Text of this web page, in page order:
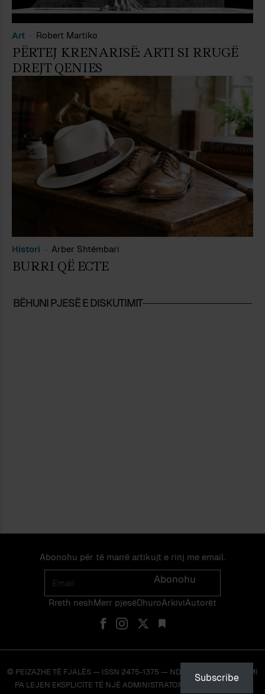
Art Robert Martiko
PËRTEJ KRENARISË: ARTI SI RRUGË
DREJT QENIES
Histori Arber Shtëmbari
BURRI QË ECTE
BËHUNI PJESË E DISKUTIMIT
Abonohu për të marrë artikujt e rinj me email.
Email
Abonohu
Rreth neshMerr pjes​​ë​DhuroArkiviAutorët
© PEIZAZHE TË FJALËS — ISSN 2475-1375 — NDALOHET RIPRODHIMI
PA LEJEN EKSPLICITE TË NJË ADMINISTRATORI TË FAQES OSE TË
Subscribe